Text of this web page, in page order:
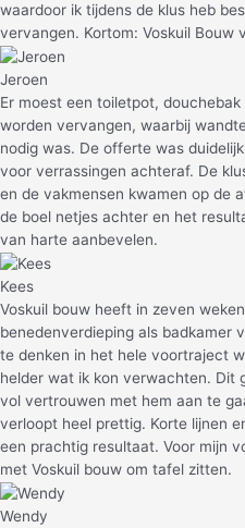
waardoor ik tijdens de klus heb
vervangen. Kortom: Voskuil Bouw
Jeroen
Er moest een toiletpot,
worden vervangen, waarbij
nodig was. De offerte was
voor verrassingen achteraf. De
en de vakmensen kwamen op de
de boel netjes achter en het
van harte aanbevelen.
Kees
Voskuil bouw heeft in zeven
benedenverdieping als badkamer
te denken in het hele voortraject
helder wat ik kon verwachten. Dit
vol vertrouwen met hem aan te
verloopt heel prettig. Korte lijnen
een prachtig resultaat. Voor mijn
met Voskuil bouw om tafel zitten.
Wendy